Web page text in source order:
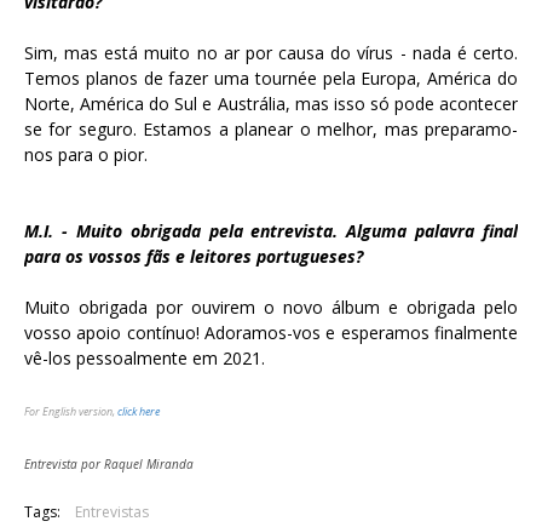
Sim, mas está muito no ar por causa do vírus - nada é certo.
Temos planos de fazer uma tournée pela Europa, América do
Norte, América do Sul e Austrália, mas isso só pode acontecer
se for seguro. Estamos a planear o melhor, mas preparamo-
nos para o pior.
M.I. - Muito obrigada pela entrevista. Alguma palavra final
para os vossos fãs e leitores portugueses?
Muito obrigada por ouvirem o novo álbum e obrigada pelo
vosso apoio contínuo! Adoramos-vos e esperamos finalmente
vê-los pessoalmente em 2021.
For English version, click here
Entrevista por Raquel Miranda
Tags: Entrevistas